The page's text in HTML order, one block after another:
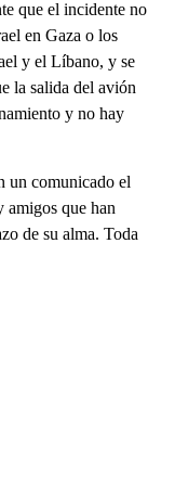
que el incidente no
en Gaza o los
y el Líbano, y se
la salida del avión
y no hay
un comunicado el
amigos que han
de su alma. Toda